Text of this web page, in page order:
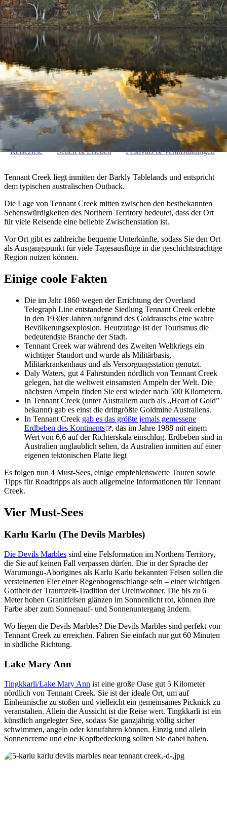
Outback
und
outdoor
Nach
Region
erkunden
Devils
Marbles
Maguk
/
West-
MacDonnell-
Nationalpark
Aktivitäten
Reisetyp
Top
10
Listen
Reiseplanung
Praktische
Infos
Planungstools
Suche:
Sign
up
Regionenführer
Reiseziele Sehen & Erleben Festivals & Veranstaltungen
Tennant Creek liegt inmitten der Barkly Tablelands und entspricht
dem typischen australischen Outback.
Die Lage von Tennant Creek mitten zwischen den bestbekannten
Sehenswürdigkeiten des Northern Territory bedeutet, dass der Ort
für viele Reisende eine beliebte Zwischenstation ist.
Vor Ort gibt es zahlreiche bequeme Unterkünfte, sodass Sie den Ort
als Ausgangspunkt für viele Tagesausflüge in die geschichtsträchtige
Region nutzen können.
Einige coole Fakten
Die im Jahr 1860 wegen der Errichtung der Overland
Telegraph Line entstandene Siedlung Tennant Creek erlebte
in den 1930er Jahren aufgrund des Goldrauschs eine wahre
Bevölkerungsexplosion. Heutzutage ist der Tourismus die
bedeutendste Branche der Stadt.
Tennant Creek war während des Zweiten Weltkriegs ein
wichtiger Standort und wurde als Militärbasis,
Militärkrankenhaus und als Versorgungsstation genutzt.
Daly Waters, gut 4 Fahrstunden nördlich von Tennant Creek
gelegen, hat die weltweit einsamsten Ampeln der Welt. Die
nächsten Ampeln finden Sie erst wieder nach 500 Kilometern.
In Tennant Creek (unter Australiern auch als „Heart of Gold”
bekannt) gab es einst die drittgrößte Goldmine Australiens.
In Tennant Creek gab es das größte jemals gemessene
Erdbeben des Kontinents
, das im Jahre 1988 mit einem
Wert von 6,6 auf der Richterskala einschlug. Erdbeben sind in
Australien unglaublich selten, da Australien inmitten auf einer
eigenen tektonischen Platte liegt
Es folgen nun 4 Must-Sees, einige empfehlenswerte Touren sowie
Tipps für Roadtripps als auch allgemeine Informationen für Tennant
Creek.
Vier Must-Sees
Karlu Karlu (The Devils Marbles)
Die Devils Marbles sind eine Felsformation im Northern Territory,
die Sie auf keinen Fall verpassen dürfen. Die in der Sprache der
Warumungu-Aborigines als Karlu Karlu bekannten Felsen sollen die
versteinerten Eier einer Regenbogenschlange sein – einer wichtigen
Gottheit der Traumzeit-Tradition der Ureinwohner. Die bis zu 6
Meter hohen Granitfelsen glänzen im Sonnenlicht rot, können ihre
Farbe aber zum Sonnenauf- und Sonnenuntergang ändern.
Wo liegen die Devils Marbles? Die Devils Marbles sind perfekt von
Tennant Creek zu erreichen. Fahren Sie einfach nur gut 60 Minuten
in südliche Richtung.
Lake Mary Ann
Tingkkarli/Lake Mary Ann ist eine große Oase gut 5 Kilometer
nördlich von Tennant Creek. Sie ist der ideale Ort, um auf
Einheimische zu stoßen und vielleicht ein gemeinsames Picknick zu
veranstalten. Allein die Aussicht ist die Reise wert. Tingkkarli ist ein
künstlich angelegter See, sodass Sie ganzjährig völlig sicher
schwimmen, angeln oder kanufahren können. Einzig und allein
Sonnencreme und eine Kopfbedeckung sollten Sie dabei haben.